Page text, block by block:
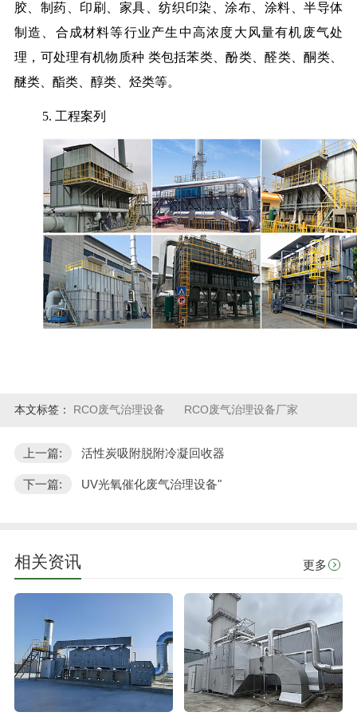
胶、制药、印刷、家具、纺织印染、涂布、涂料、半导体
制造、合成材料等行业产生中高浓度大风量有机废气处
理，可处理有机物质种 类包括苯类、酚类、醛类、酮类、
醚类、酯类、醇类、烃类等。
5. 工程案列
本文标签： RCO废气治理设备 RCO废气治理设备厂家
上一篇: 活性炭吸附脱附冷凝回收器
下一篇: UV光氧催化废气治理设备"
相关资讯 更多